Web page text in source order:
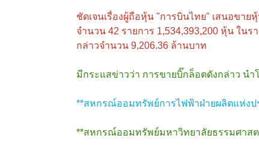
ชัดเจนเรื่องผู้ถือหุ้น "การบินไทย" เสนอขา
จำนวน 42 รายการ 1,534,393,200 หุ้น ใน
กล่าวจำนวน 9,206.36 ล้านบาท
มีกระแสข่าวว่า การขายบิ๊กล็อตดังกล่าว น
**สหกรณ์ออมทรัพย์การไฟฟ้าฝ่ายผลิตแห่งป
**สหกรณ์ออมทรัพย์มหาวิทยาลัยธรรมศาส